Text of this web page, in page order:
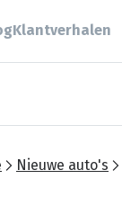
Klantverhalen
Nieuwe auto's